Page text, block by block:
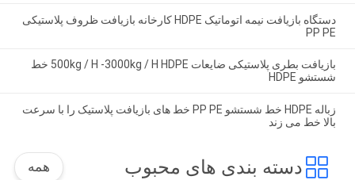
دستگاه بازیافت نیمه اتوماتیک HDPE کارخانه بازیافت ظروف پلاستیکی
PP PE
بازیافت بطری پلاستیکی ضایعات 500kg / H -3000kg / H HDPE خط
شستشو HDPE
زباله HDPE خط شستشو PP PE خط های بازیافت پلاستیک را با سرعت
بالا خط می زند
دسته بندی های محبوب همه